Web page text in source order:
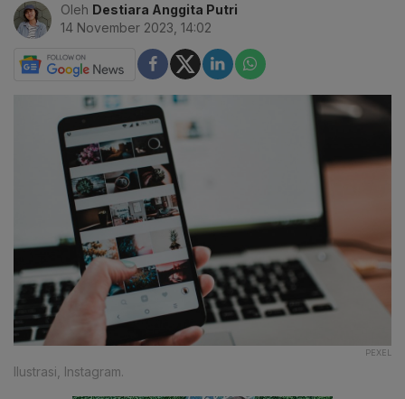
Oleh Destiara Anggita Putri
14 November 2023, 14:02
PEXEL
Ilustrasi, Instagram.